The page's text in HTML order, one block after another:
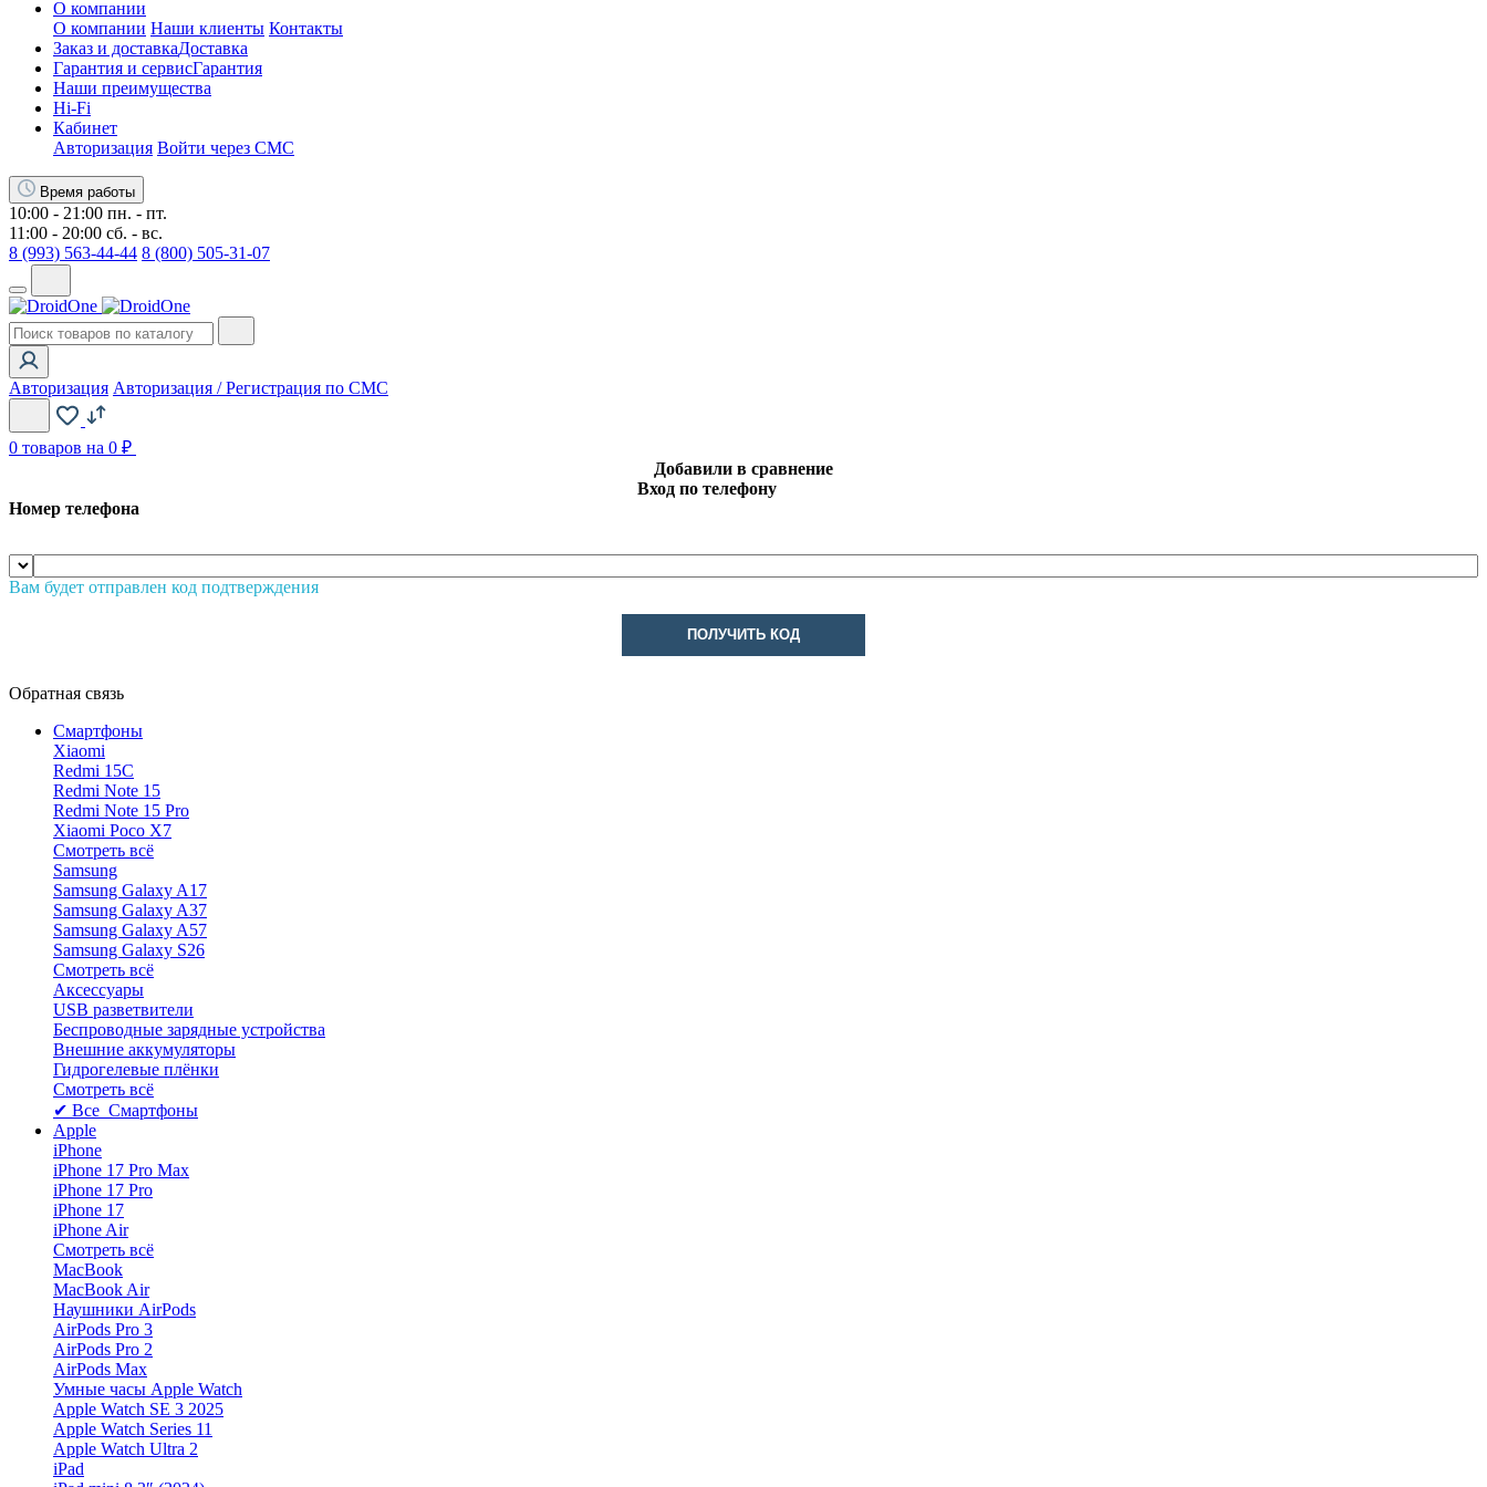
О компании
О компании Наши клиенты Контакты
Заказ и доставкаДоставка
Гарантия и сервисГарантия
Наши преимущества
Hi-Fi
Кабинет
Авторизация Войти через СМС
Время работы
10:00 - 21:00 пн. - пт.
11:00 - 20:00 сб. - вс.
8 (993) 563-44-44 8 (800) 505-31-07
Авторизация Авторизация / Регистрация по СМС
0 товаров на 0 ₽
Добавили в сравнение
Вход по телефону
Номер телефона
Вам будет отправлен код подтверждения
ПОЛУЧИТЬ КОД
Обратная связь
Смартфоны
Xiaomi
Redmi 15C
Redmi Note 15
Redmi Note 15 Pro
Xiaomi Poco X7
Смотреть всё
Samsung
Samsung Galaxy A17
Samsung Galaxy A37
Samsung Galaxy A57
Samsung Galaxy S26
Смотреть всё
Аксессуары
USB разветвители
Беспроводные зарядные устройства
Внешние аккумуляторы
Гидрогелевые плёнки
Смотреть всё
✔ Все Смартфоны
Apple
iPhone
iPhone 17 Pro Max
iPhone 17 Pro
iPhone 17
iPhone Air
Смотреть всё
MacBook
MacBook Air
Наушники AirPods
AirPods Pro 3
AirPods Pro 2
AirPods Max
Умные часы Apple Watch
Apple Watch SE 3 2025
Apple Watch Series 11
Apple Watch Ultra 2
iPad